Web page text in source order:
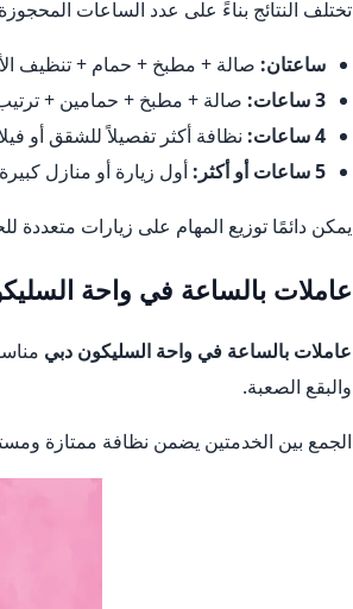
تختلف النتائج بناءً على عدد الساعات
ساعتان: صالة + مطبخ + حمام + تنظيف
3 ساعات:
صالة + مطبخ + حمامين +
4 ساعات:
نظافة أكثر تفصيلاً للشقق أو
5 ساعات أو أكثر:
أول زيارة أو منازل
يمكن دائمًا توزيع المهام على زيارات
عاملات بالساعة في واحة
عاملات بالساعة في واحة السليكون دبي
والبقع الصعبة.
الجمع بين الخدمتين يضمن نظافة ممتازة